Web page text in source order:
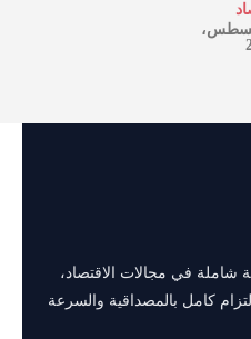
شاملة في مجالات الاقتصاد،
كامل بالمصداقية والسرعة